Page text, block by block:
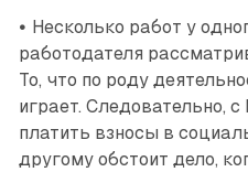
• Несколько работ у
работодателя
То, что по роду
играет. Следовательно,
платить взносы в
другому обстоит дело,